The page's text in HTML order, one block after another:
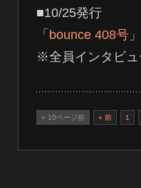
■10/25発行
「 bounce 408号 」
※全員インタビュ
« 10ページ前 « 前 1